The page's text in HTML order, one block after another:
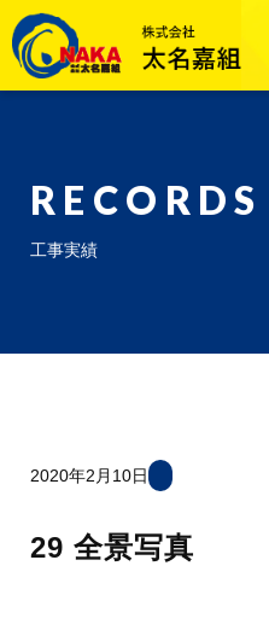
RECORDS
工事実績
2020年2月10日
29 全景写真